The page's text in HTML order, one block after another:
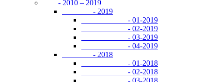
- 2010 – 2019
- 2019
- 01-2019
- 02-2019
- 03-2019
- 04-2019
- 2018
- 01-2018
- 02-2018
- 03-2018